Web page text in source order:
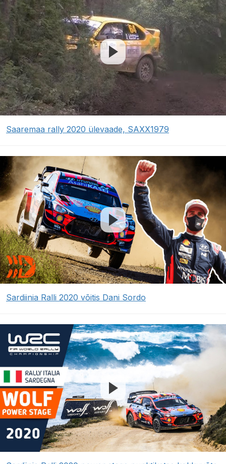
Saaremaa rally 2020 ülevaade, SAXX1979
Sardiinia Ralli 2020 võitis Dani Sordo